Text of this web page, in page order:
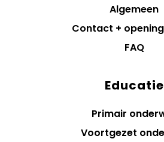
Algemeen
Contact +
FAQ
Educatie
Primair
Voortgezet